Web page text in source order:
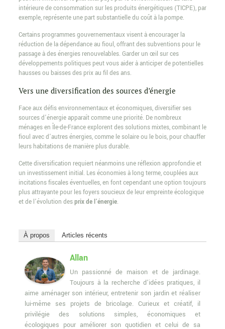
intérieure de consommation sur les produits énergétiques (TICPE), par
exemple, représente une part substantielle du coût à la pompe.
Certains programmes gouvernementaux visent à encourager la
réduction de la dépendance au fioul, offrant des subventions pour le
passage à des énergies renouvelables. Garder un œil sur ces
développements politiques peut vous aider à anticiper de potentielles
hausses ou baisses des prix au fil des ans.
Vers une diversification des sources d’énergie
Face aux défis environnementaux et économiques, diversifier ses
sources d’énergie apparaît comme une priorité. De nombreux
ménages en Île-de-France explorent des solutions mixtes, combinant le
fioul avec d’autres énergies, comme le solaire ou le bois, pour chauffer
leurs habitations de manière plus durable.
Cette diversification requiert néanmoins une réflexion approfondie et
un investissement initial. Les économies à long terme, couplées aux
incitations fiscales éventuelles, en font cependant une option toujours
plus attrayante pour les foyers soucieux de leur empreinte écologique
et de l’évolution desprix de l’énergie.
À propos Articles récents
Allan
Un passionné de maison et de jardinage.
Toujours à la recherche d’idées pratiques, il
aime aménager son intérieur, entretenir son jardin et réaliser
lui-même ses projets de bricolage. Curieux et créatif, il
privilégie des solutions simples, économiques et
écologiques pour améliorer son quotidien et celui de sa